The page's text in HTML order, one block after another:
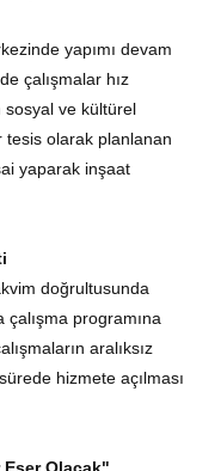
yapımı devam
çalışmalar hız
sosyal ve kültürel
olarak planlanan
yaparak inşaat
doğrultusunda
programına
aralıksız
hizmete açılması